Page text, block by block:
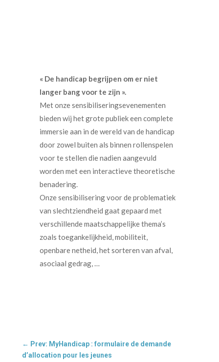
« De handicap begrijpen om er niet
langer bang voor te zijn ».
Met onze sensibiliseringsevenementen
bieden wij het grote publiek een complete
immersie aan in de wereld van de handicap
door zowel buiten als binnen rollenspelen
voor te stellen die nadien aangevuld
worden met een interactieve theoretische
benadering.
Onze sensibilisering voor de problematiek
van slechtziendheid gaat gepaard met
verschillende maatschappelijke thema’s
zoals toegankelijkheid, mobiliteit,
openbare netheid, het sorteren van afval,
asociaal gedrag, …
← Prev: MyHandicap : formulaire de demande
d’allocation pour les jeunes